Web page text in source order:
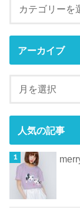
アーカイブ
人気の記事